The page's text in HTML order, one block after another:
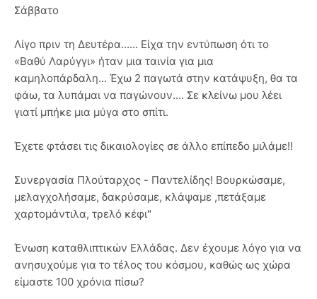
Σάββατο
Λίγο πριν τη Δευτέρα...... Είχα την εντύπωση ότι το
«Βαθύ Λαρύγγι» ήταν μια ταινία για μια
καμηλοπάρδαλη... Έχω 2 παγωτά στην κατάψυξη, θα τα
φάω, τα λυπάμαι να παγώνουν.... Σε κλείνω μου λέει
γιατί μπήκε μια μύγα στο σπίτι.
Έχετε φτάσει τις δικαιολογίες σε άλλο επίπεδο μιλάμε!!
Συνεργασία Πλούταρχος - Παντελίδης! Βουρκώσαμε,
μελαγχολήσαμε, δακρύσαμε, κλάψαμε ,πετάξαμε
χαρτομάντιλα, τρελό κέφι"
Ένωση καταθλιπτικών Ελλάδας. Δεν έχουμε λόγο για να
ανησυχούμε για το τέλος του κόσμου, καθώς ως χώρα
είμαστε 100 χρόνια πίσω?